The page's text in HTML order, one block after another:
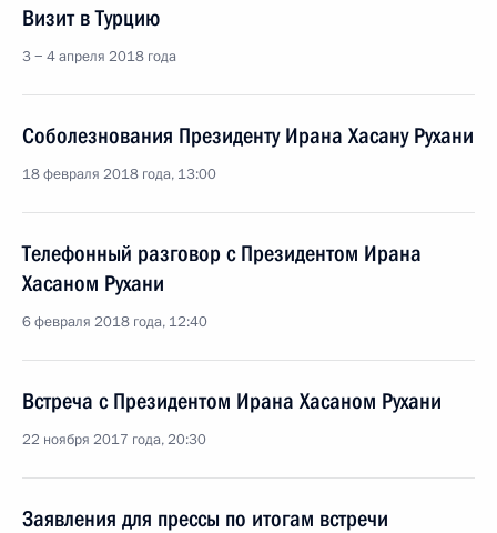
Визит в Турцию
3 − 4 апреля 2018 года
Соболезнования Президенту Ирана Хасану Рухани
18 февраля 2018 года, 13:00
Телефонный разговор с Президентом Ирана
Хасаном Рухани
6 февраля 2018 года, 12:40
Встреча с Президентом Ирана Хасаном Рухани
22 ноября 2017 года, 20:30
Заявления для прессы по итогам встречи